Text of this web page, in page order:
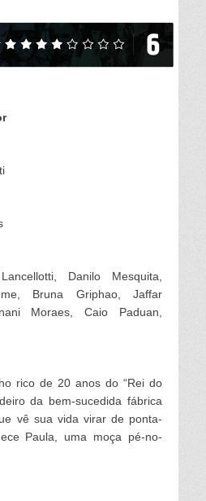
Danilo Mesquita,
Bruna Griphao, Jaffar
Moraes, Caio Paduan,
rico de 20 anos do “Rei do
da bem-sucedida fábrica
vê sua vida virar de ponta-
Paula, uma moça pé-no-